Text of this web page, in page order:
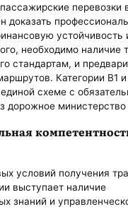
перевозки
доказать
устойчивость
необходимо наличие
стандартам, и
Категории B1
схеме с
дорожное
условий получения
выступает наличие
знаний и